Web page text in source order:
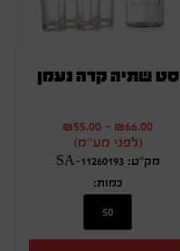
סט שתיה קרה נעמן
₪66.00
-
₪55.00
(לפני מע"מ)
מק"ט: SA-11260193
כמות: